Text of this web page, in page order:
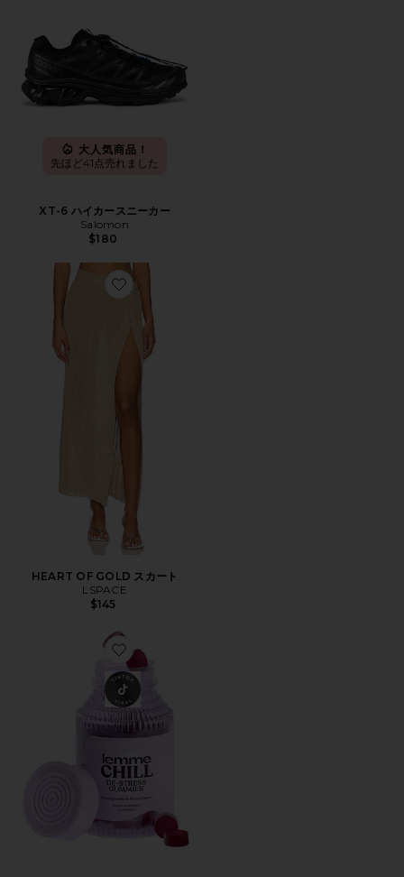
大人気商品！
先ほど41点売れました
XT-6 ハイカースニーカー
Salomon
$180
Favorite HEART OF GOLD スカート
HEART OF GOLD スカート
LSPACE
$145
Favorite CHILL ビタミングミ